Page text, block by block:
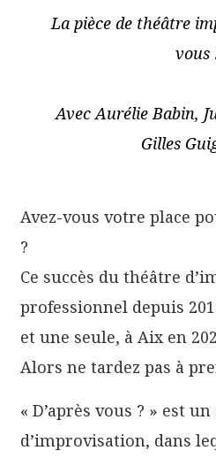
La pièce de théâtre
vous
Avec Aurélie Babin,
Gilles
Avez-vous votre place
?
Ce succès du théâtre
professionnel depuis
et une seule, à Aix en
Alors ne tardez pas à
« D’après vous ? » est
d’improvisation, dans